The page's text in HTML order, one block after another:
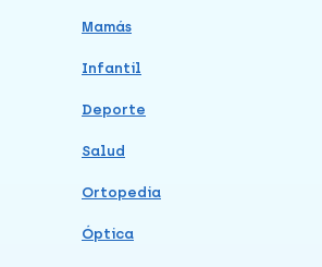
Mamás
Infantil
Deporte
Salud
Ortopedia
Óptica